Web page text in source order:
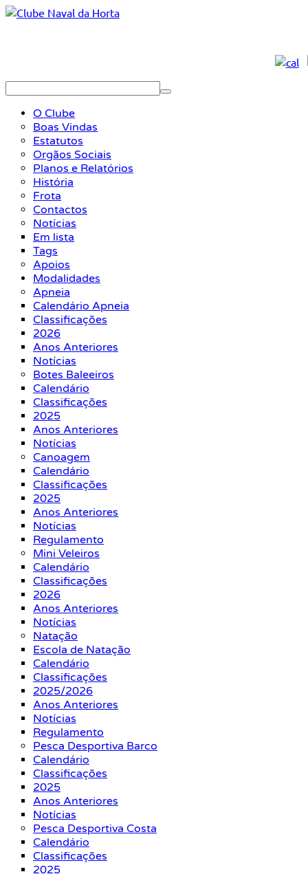
O Clube
Boas Vindas
Estatutos
Orgãos Sociais
Planos e Relatórios
História
Frota
Contactos
Notícias
Em lista
Tags
Apoios
Modalidades
Apneia
Calendário Apneia
Classificações
2026
Anos Anteriores
Notícias
Botes Baleeiros
Calendário
Classificações
2025
Anos Anteriores
Notícias
Canoagem
Calendário
Classificações
2025
Anos Anteriores
Notícias
Regulamento
Mini Veleiros
Calendário
Classificações
2026
Anos Anteriores
Notícias
Natação
Escola de Natação
Calendário
Classificações
2025/2026
Anos Anteriores
Notícias
Regulamento
Pesca Desportiva Barco
Calendário
Classificações
2025
Anos Anteriores
Notícias
Pesca Desportiva Costa
Calendário
Classificações
2025